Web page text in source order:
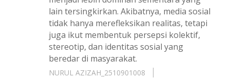
lain tersingkirkan. Akibatnya, media sosial
tidak hanya merefleksikan realitas, tetapi
juga ikut membentuk persepsi kolektif,
stereotip, dan identitas sosial yang
beredar di masyarakat.
NURUL AZIZAH_2510901008